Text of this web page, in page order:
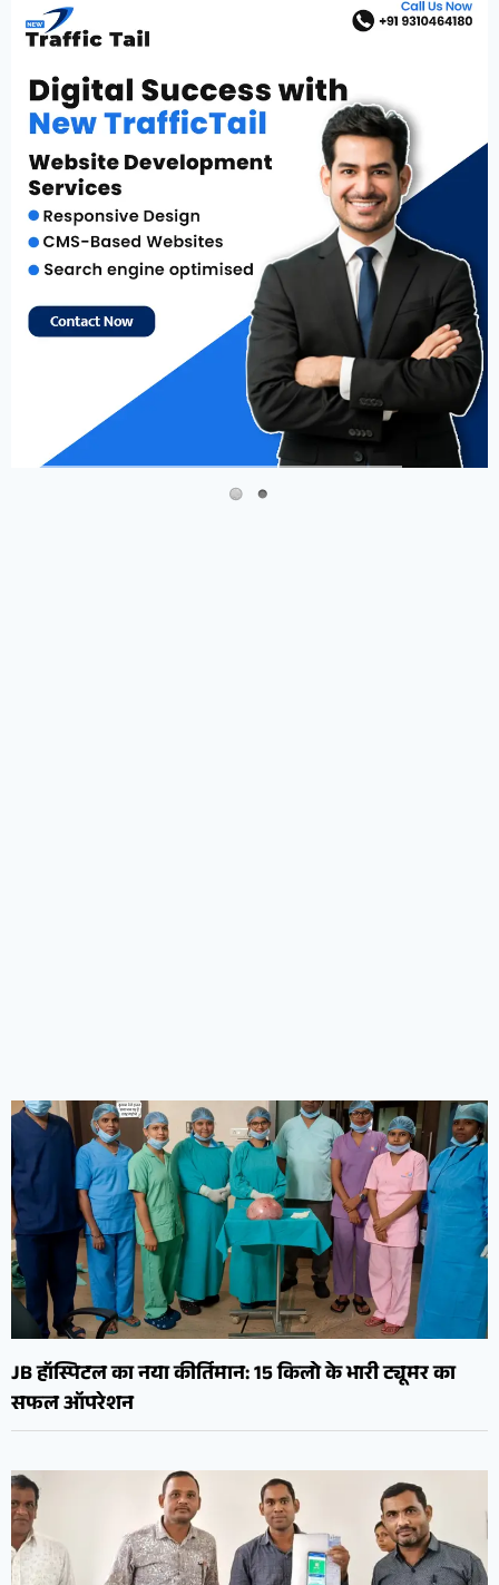
JB हॉस्पिटल का नया कीर्तिमान: 15 किलो के भारी ट्यूमर का
सफल ऑपरेशन